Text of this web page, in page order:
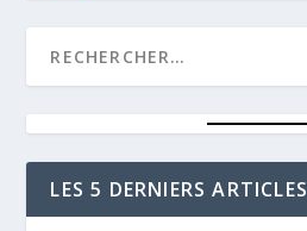
LES 5 DERNIERS ARTICLES